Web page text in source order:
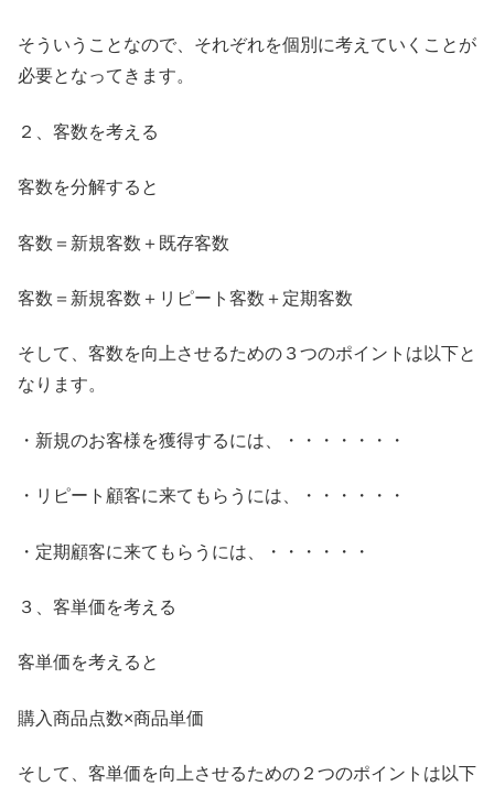
そういうことなので、それぞれを個別に考えていくことが
必要となってきます。
２、客数を考える
客数を分解すると
客数＝新規客数＋既存客数
客数＝新規客数＋リピート客数＋定期客数
そして、客数を向上させるための３つのポイントは以下と
なります。
・新規のお客様を獲得するには、・・・・・・・
・リピート顧客に来てもらうには、・・・・・・
・定期顧客に来てもらうには、・・・・・・
３、客単価を考える
客単価を考えると
購入商品点数×商品単価
そして、客単価を向上させるための２つのポイントは以下